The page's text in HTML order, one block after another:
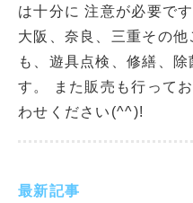
最新記事
は十分に 注意が必要で
大阪、奈良、三重その
も、遊具点検、修繕、
す。 また販売も行って
わせください(^^)!